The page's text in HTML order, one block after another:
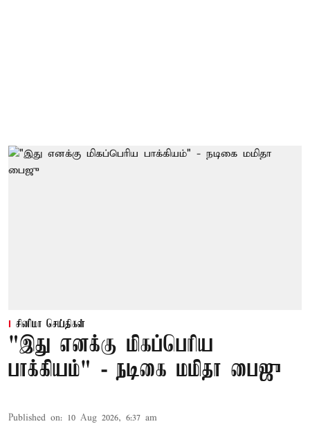
சினிமா செய்திகள்
"இது எனக்கு மிகப்பெரிய
பாக்கியம்" - நடிகை மமிதா பைஜு
Published on: 10 Aug 2026, 6:37 am